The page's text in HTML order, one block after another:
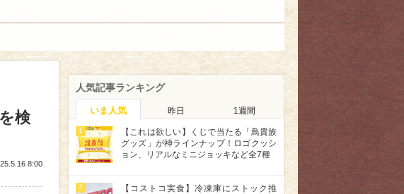
検
8:00
人気記事ランキング
いま人気 昨日 1週間
1
【これは欲しい】くじで当たる「鳥貴族
グッズ」が神ラインナップ！ロゴクッシ
ョン、リアルなミニジョッキなど全7種
2
【コストコ実食】冷凍庫にストック推